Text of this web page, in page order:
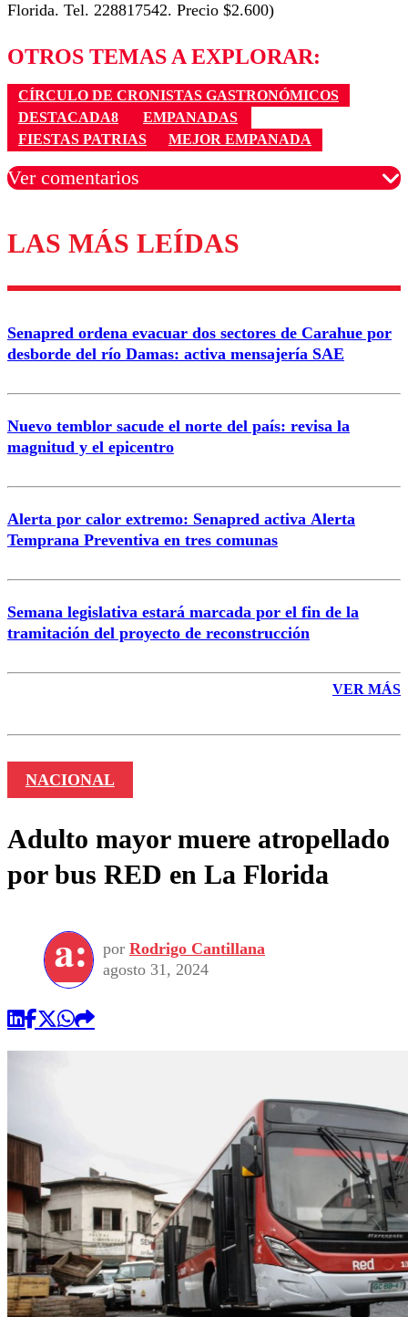
Florida. Tel. 228817542. Precio $2.600)
OTROS TEMAS A EXPLORAR:
CÍRCULO DE CRONISTAS GASTRONÓMICOS
DESTACADA8
EMPANADAS
FIESTAS PATRIAS
MEJOR EMPANADA
Ver comentarios
Los comentarios son moderados para garantizar un
diálogo respetuoso.
Nombre
Correo
LAS MÁS LEÍDAS
Senapred ordena evacuar dos sectores de Carahue por
desborde del río Damas: activa mensajería SAE
Nuevo temblor sacude el norte del país: revisa la
magnitud y el epicentro
Alerta por calor extremo: Senapred activa Alerta
Temprana Preventiva en tres comunas
Semana legislativa estará marcada por el fin de la
tramitación del proyecto de reconstrucción
VER MÁS
NACIONAL
Adulto mayor muere atropellado
por bus RED en La Florida
por Rodrigo Cantillana
agosto 31, 2024